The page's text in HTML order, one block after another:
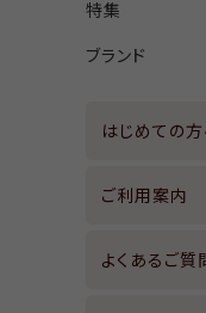
その他
メンズベージュ
ネイビー
パープル
L
LL
サマー
ウィンター
前ポケット付
後ポケット付
吸水速乾
吸湿発熱
特集
パンツカタロ
マンスリーセ
ARIKI for
ブランド
＞
P.WILL.FREE
はじめての
ご利用案内
よくあるご質